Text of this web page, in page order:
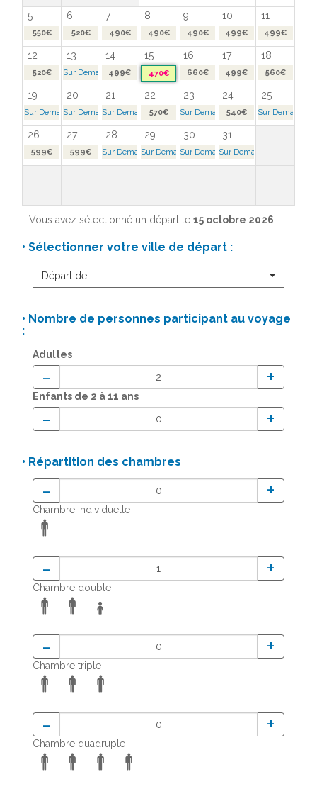
5 6 7 8 9 10 11
550€ 520€ 490€ 490€ 490€ 499€ 499€
12 13 14 15 16 17 18
520€ Sur Demande >499€ 470€ 660€ 499€ 560€
19 20 21 22 23 24 25
Sur Demande >Sur Demande >Sur Demande >570€ Sur Demande >540€ Sur Demande >
26 27 28 29 30 31
599€ 599€ Sur Demande >Sur Demande >Sur Demande >Sur Demande >
Vous avez sélectionné un départ le 15 octobre 2026.
• Sélectionner votre ville de départ :
Départ de :
• Nombre de personnes participant au voyage
:
Adultes
- +
Enfants de 2 à 11 ans
- +
• Répartition des chambres
- +
Chambre individuelle
- +
Chambre double
- +
Chambre triple
- +
Chambre quadruple